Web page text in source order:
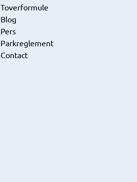
Toverformule
Blog
Pers
Parkreglement
Contact